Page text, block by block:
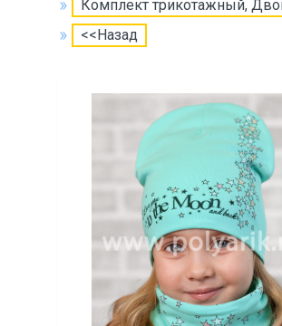
Комплект трикотажный,
<<Назад